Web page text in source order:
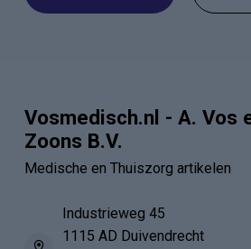
Vosmedisch.nl - A. Vos
Zoons B.V.
Medische en Thuiszorg artikelen
Industrieweg 45
1115 AD Duivendrecht